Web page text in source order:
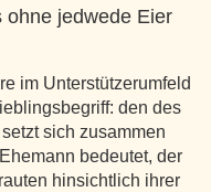
ohne jedwede Eier
im Unterstützerumfeld
den des
sich zusammen
bedeutet, der
hinsichtlich ihrer